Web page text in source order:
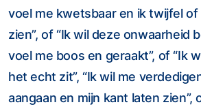
voel me kwetsbaar en ik twijfel of
zien”, of “Ik wil deze onwaarheid
voel me boos en geraakt”, of “Ik
het echt zit”, “Ik wil me
aangaan en mijn kant laten zien”,